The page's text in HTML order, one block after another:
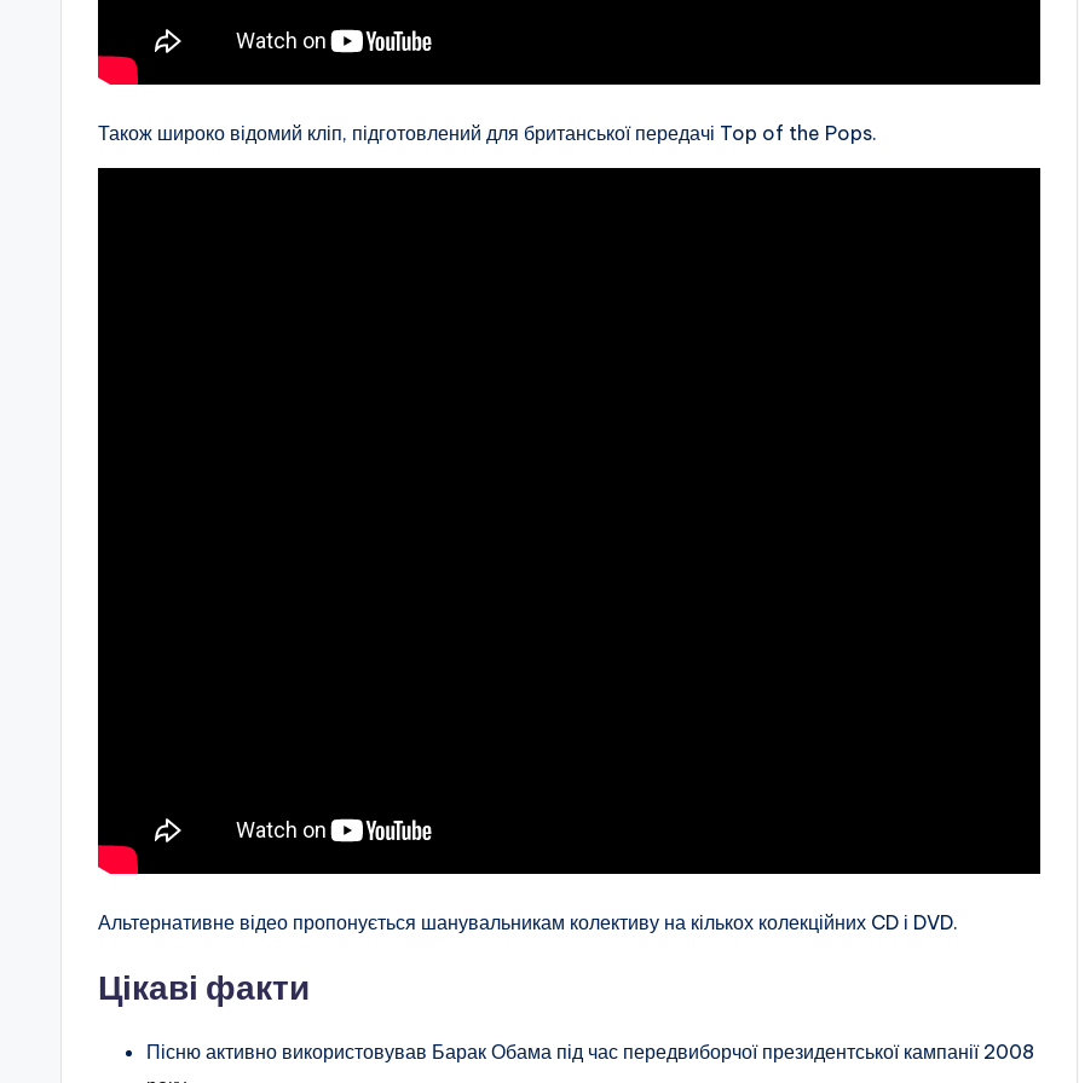
Також широко відомий кліп, підготовлений для британської передачі Top of the Pops.
Альтернативне відео пропонується шанувальникам колективу на кількох колекційних CD і DVD.
Цікаві факти
Пісню активно використовував Барак Обама під час передвиборчої президентської кампанії 2008